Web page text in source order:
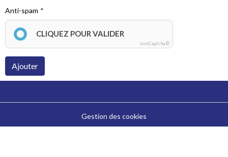
Anti-spam
CLIQUEZ POUR VALIDER
IconCaptcha ©
Ajouter
Gestion des cookies